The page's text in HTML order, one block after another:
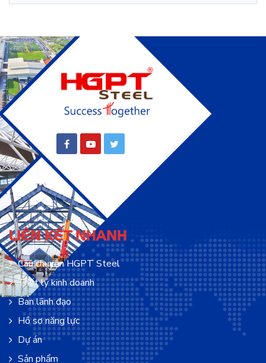
LIÊN KẾT NHANH
Câu chuyện HGPT Steel
Triết lý kinh doanh
Ban lãnh đạo
Hồ sơ năng lực
Dự án
Sản phẩm